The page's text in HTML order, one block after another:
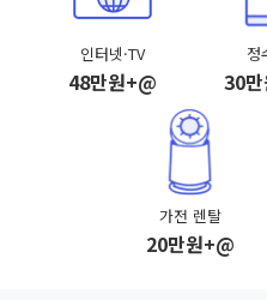
인터넷·TV
48만원+@
정
30
가전 렌탈
20만원+@